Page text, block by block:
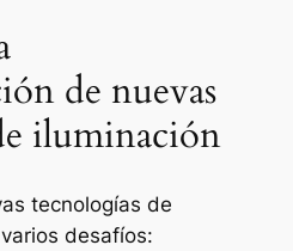
de nuevas
iluminación
tecnologías de
desafíos: